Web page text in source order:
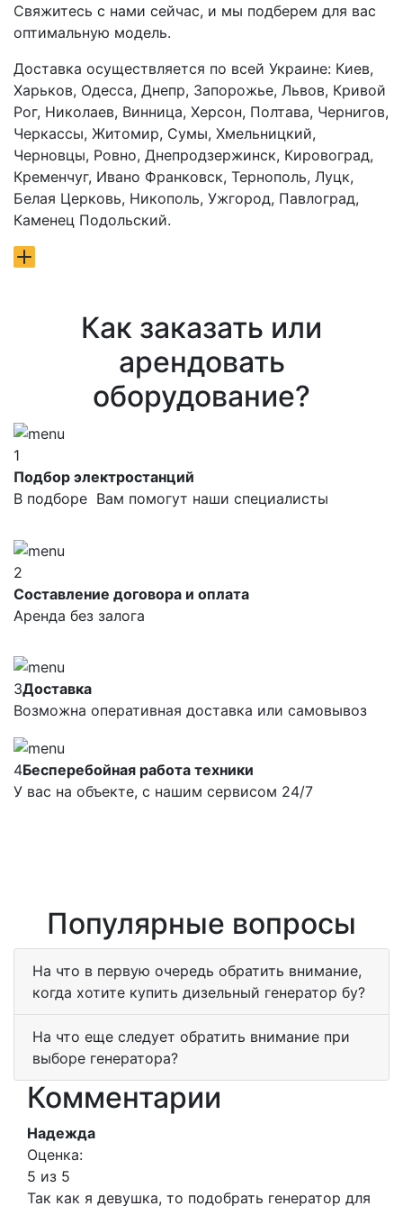
Свяжитесь с нами сейчас, и мы подберем для вас
оптимальную модель.
Доставка осуществляется по всей Украине: Киев,
Харьков, Одесса, Днепр, Запорожье, Львов, Кривой
Рог, Николаев, Винница, Херсон, Полтава, Чернигов,
Черкассы, Житомир, Сумы, Хмельницкий,
Черновцы, Ровно, Днепродзержинск, Кировоград,
Кременчуг, Ивано Франковск, Тернополь, Луцк,
Белая Церковь, Никополь, Ужгород, Павлоград,
Каменец Подольский.
Как заказать или
арендовать
оборудование?
1
Подбор электростанций
В подборе Вам помогут наши специалисты
2
Составление договора и оплата
Аренда без залога
3Доставка
Возможна оперативная доставка или самовывоз
4Бесперебойная работа техники
У вас на объекте, с нашим сервисом 24/7
Популярные вопросы
На что в первую очередь обратить внимание,
когда хотите купить дизельный генератор бу?
На что еще следует обратить внимание при
выборе генератора?
Комментарии
Надежда
Оценка:
5 из 5
Так как я девушка, то подобрать генератор для